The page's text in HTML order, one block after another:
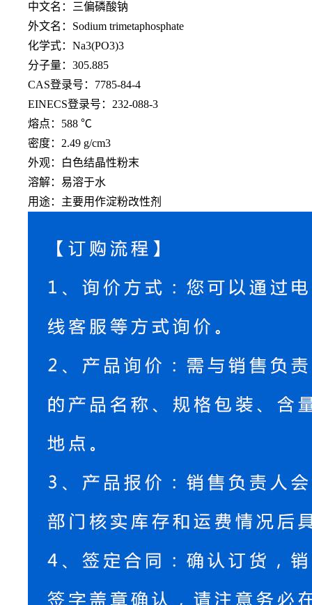
中文名：三偏磷酸钠
外文名： Sodium trimetaphosphate
化学式： Na3(PO3)3
分子量： 305.885
CAS登录号：7785-84-4
EINECS登录号：232-088-3
熔点： 588 ℃
密度： 2.49 g/cm3
外观：白色结晶性粉末
溶解：易溶于水
用途：主要用作淀粉改性剂